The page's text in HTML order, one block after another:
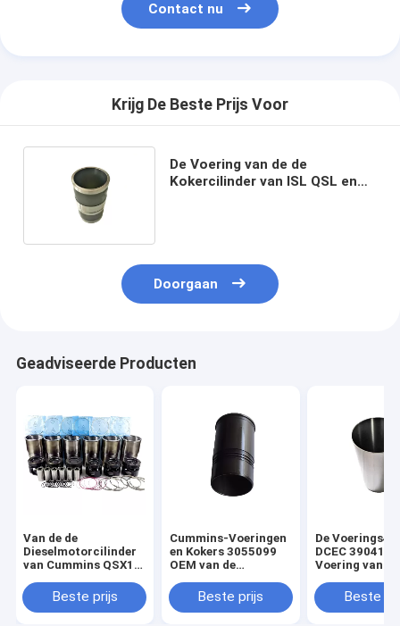
Contact nu
Krijg De Beste Prijs Voor
De Voering van de de
Kokercilinder van ISL QSL en
Doorgaan
Geadviseerde Producten
Van de de
Dieselmotorcilinder
van Cummins QSX15
ZuigerBeste prijs
Cummins-Voeringen
en Kokers 3055099
OEM van de
Beste prijs
De
DCEC 3904166
Voering van
van Dongfeng
Beste